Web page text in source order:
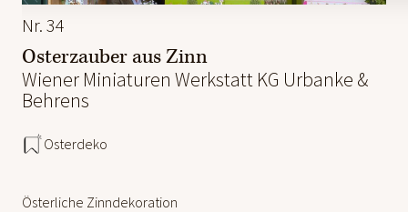
Nr. 34
Osterzauber aus Zinn
Wiener Miniaturen Werkstatt KG Urbanke &
Behrens
Osterdeko
Österliche Zinndekoration